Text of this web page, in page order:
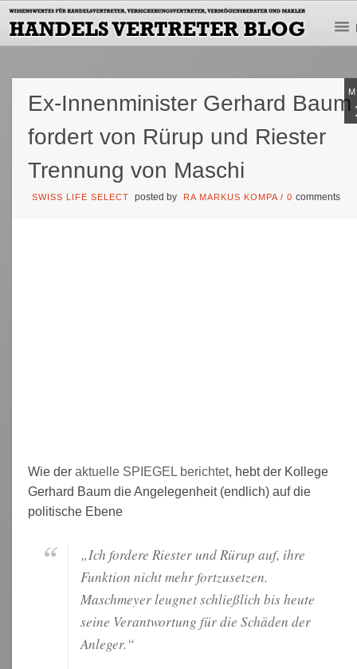
Ex-Innenminister Gerhard Baum
fordert von Rürup und Riester
Trennung von Maschi
SWISS LIFE SELECT posted by RA MARKUS KOMPA /0comments
Wie deraktuelle SPIEGEL berichtet, hebt der Kollege
Gerhard Baum die Angelegenheit (endlich) auf die
politische Ebene
„Ich fordere Riester und Rürup auf, ihre
Funktion nicht mehr fortzusetzen.
Maschmeyer leugnet schließlich bis heute
seine Verantwortung für die Schäden der
Anleger.“